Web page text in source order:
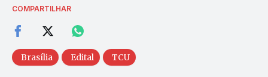
COMPARTILHAR
Brasília Edital TCU